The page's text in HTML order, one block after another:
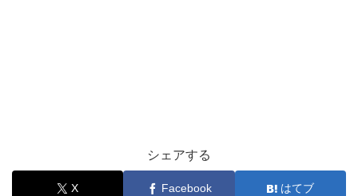
シェアする
X Facebook はてブ